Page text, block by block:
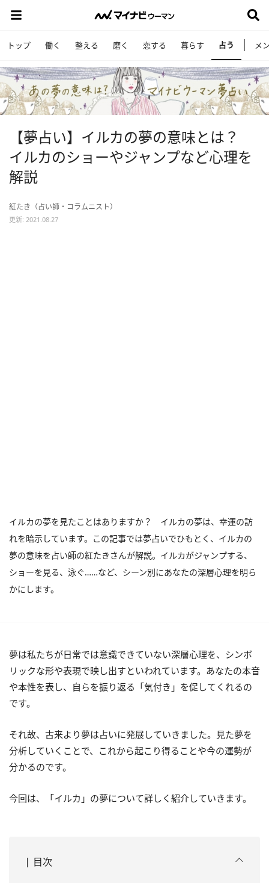
トップ 働く 整える 磨く 恋する 暮らす 占う メ
【夢占い】イルカの夢の意味とは？
イルカのショーやジャンプなど心理を
解説
紅たき（占い師・コラムニスト）
更新: 2021.08.27
イルカの夢を見たことはありますか？ イルカの夢は、幸運の訪
れを暗示しています。この記事では夢占いでひもとく、イルカの
夢の意味を占い師の紅たきさんが解説。イルカがジャンプする、
ショーを見る、泳ぐ……など、シーン別にあなたの深層心理を明ら
かにします。
夢は私たちが日常では意識できていない深層心理を、シンボ
リックな形や表現で映し出すといわれています。あなたの本音
や本性を表し、自らを振り返る「気付き」を促してくれるの
です。
それ故、古来より夢は占いに発展していきました。見た夢を
分析していくことで、これから起こり得ることや今の運勢が
分かるのです。
今回は、「イルカ」の夢について詳しく紹介していきます。
目次